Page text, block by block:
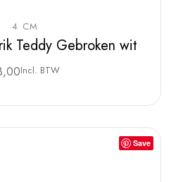
4 CM
Teddy Gebroken wit
Incl. BTW
Save